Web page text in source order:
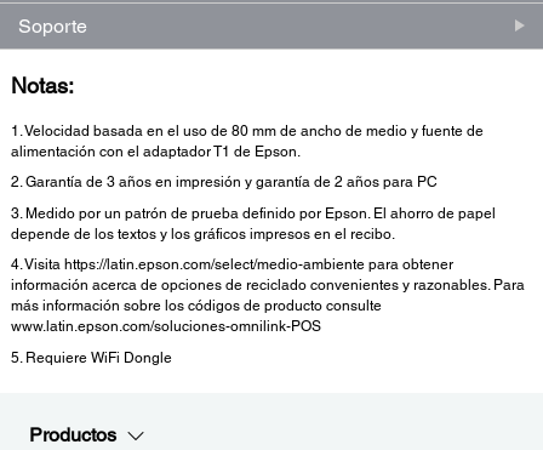
Soporte
Notas:
1. Velocidad basada en el uso de 80 mm de ancho de medio y fuente de
alimentación con el adaptador T1 de Epson.
2. Garantía de 3 años en impresión y garantía de 2 años para PC
3. Medido por un patrón de prueba definido por Epson. El ahorro de papel
depende de los textos y los gráficos impresos en el recibo.
4. Visita https://latin.epson.com/select/medio-ambiente para obtener
información acerca de opciones de reciclado convenientes y razonables. Para
más información sobre los códigos de producto consulte
www.latin.epson.com/soluciones-omnilink-POS
5. Requiere WiFi Dongle
Productos